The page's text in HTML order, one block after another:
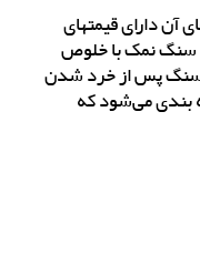
آن دارای قیمتهای
سنگ نمک با خلوص
سنگ پس از خرد شدن
بندی می‌شود که